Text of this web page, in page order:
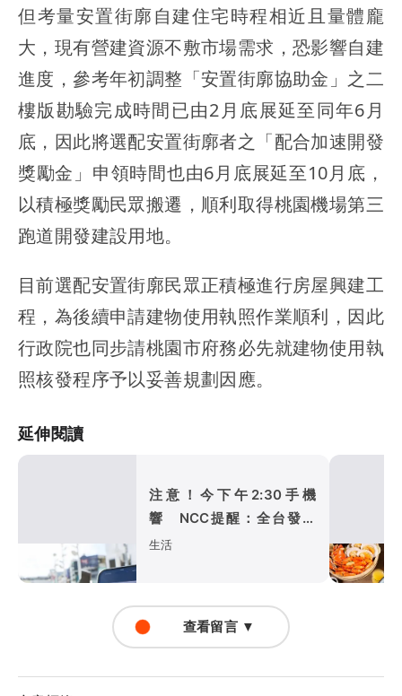
但考量安置街廓自建住宅時程相近且量體龐
大，現有營建資源不敷市場需求，恐影響自建
進度，參考年初調整「安置街廓協助金」之二
樓版勘驗完成時間已由2月底展延至同年6月
底，因此將選配安置街廓者之「配合加速開發
獎勵金」申領時間也由6月底展延至10月底，
以積極獎勵民眾搬遷，順利取得桃園機場第三
跑道開發建設用地。
目前選配安置街廓民眾正積極進行房屋興建工
程，為後續申請建物使用執照作業順利，因此
行政院也同步請桃園市府務必先就建物使用執
照核發程序予以妥善規劃因應。
延伸閱讀
注意！今下午2:30手機
響 NCC提醒：全台發送
演習預告
生活
查看留言 ▼